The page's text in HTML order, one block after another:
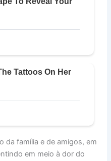
da família e de amigos, em
em meio à dor do